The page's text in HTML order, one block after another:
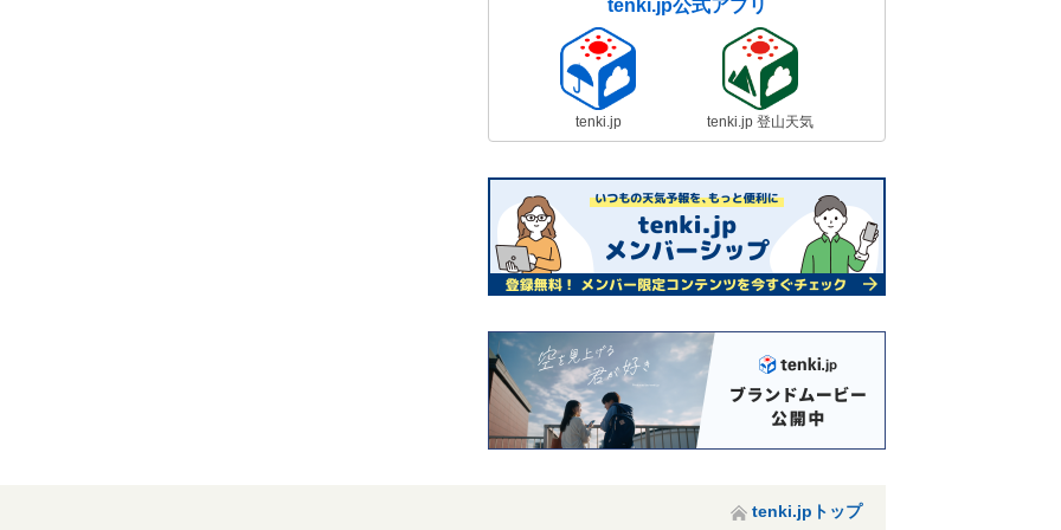
tenki.jp公式アプリ
tenki.jp tenki.jp 登山天気
tenki.jpトップ